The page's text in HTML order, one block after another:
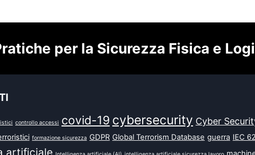
per la Sicurezza Fisica e
controllo accessi covid-19 cybersecurity Cyber
formazione sicurezza GDPR Global Terrorism Database guerra IEC
artificiale